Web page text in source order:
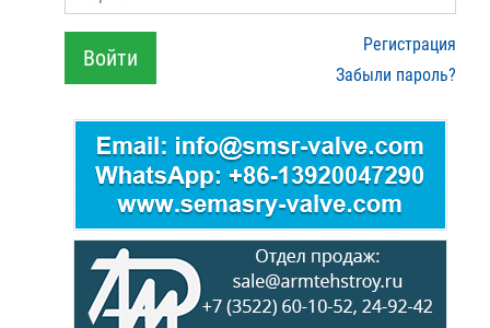
Войти
Регистрация
Забыли пароль?